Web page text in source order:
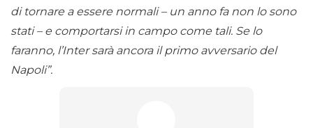
di tornare a essere normali – un anno fa non lo sono
stati – e comportarsi in campo come tali. Se lo
faranno, l’Inter sarà ancora il primo avversario del
Napoli”.